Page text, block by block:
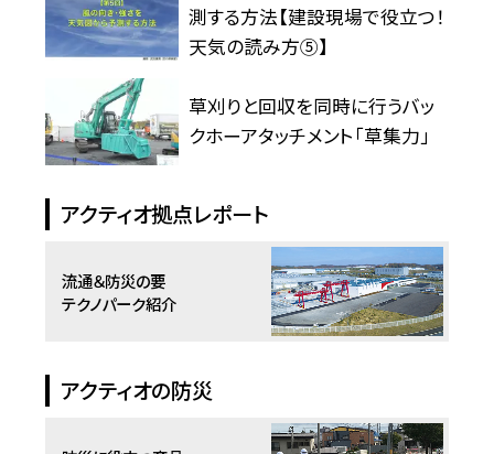
測する方法【建設現場で役立つ！
天気の読み方⑤】
草刈りと回収を同時に行うバッ
クホーアタッチメント「草集力」
アクティオ拠点レポート
流通＆防災の要
テクノパーク紹介
アクティオの防災